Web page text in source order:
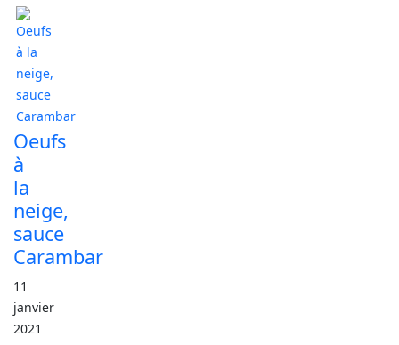
Oeufs
à
la
neige,
sauce
Carambar
11
janvier
2021